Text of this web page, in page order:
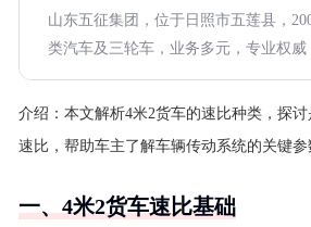
山东五征集团，位于日照市五莲县，
类汽车及三轮车，业务多元，专业权威
介绍： 本文解析4米2货车的速比种类，探
速比，帮助车主了解车辆传动系统的关键参
一、4米2货车速比基础